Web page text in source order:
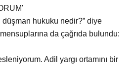
düşman hukuku nedir?” diye
da çağrıda bulundu:
Adil yargı ortamını bir